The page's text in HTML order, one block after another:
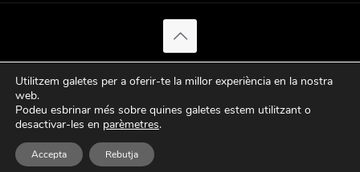
Utilitzem galetes per a oferir-te la millor experiència en la nostra
web.
Podeu esbrinar més sobre quines galetes estem utilitzant o
desactivar-les en parèmetres.
Accepta Rebutja